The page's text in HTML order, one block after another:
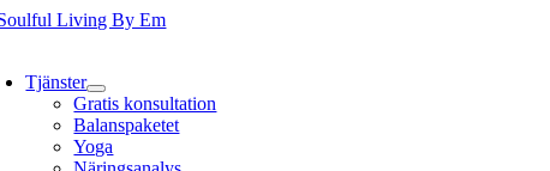
Fortsätt
Tjänster
Gratis konsultation
Balanspaketet
Yoga